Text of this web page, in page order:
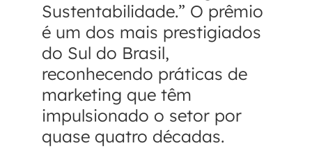
Sustentabilidade.” O prêmio
é um dos mais prestigiados
do Sul do Brasil,
reconhecendo práticas de
marketing que têm
impulsionado o setor por
quase quatro décadas.